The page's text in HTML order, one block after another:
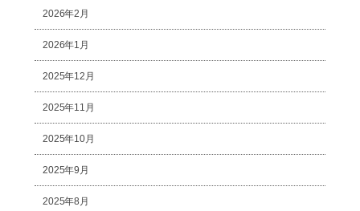
2026年2月
2026年1月
2025年12月
2025年11月
2025年10月
2025年9月
2025年8月